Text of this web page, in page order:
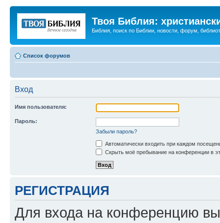
Твоя Библия:
Библия, поиск по Библии, новости, форум,
Список форумов
Вход
Имя пользователя:
Пароль:
Забыли пароль?
Автоматически входить при каждом
Скрыть моё пребывание на конференции в
РЕГИСТРАЦИЯ
Для входа на конференцию